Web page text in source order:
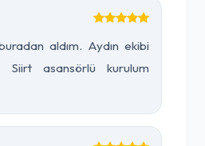
aldım. Aydın ekibi
Siirt asansörlü kurulum